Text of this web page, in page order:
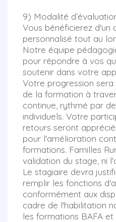
9) Modalité
Vous bénéficierez d'un
personnalisé tout au
Notre équipe
pour répondre à vos
soutenir dans votre
Votre progression
de la formation à
continue, rythmé par
individuels. Votre
retours seront
pour l'amélioration
formations. Familles
validation du stage, ni
Le stagiaire devra
remplir les fonctions
conformément aux
cadre de l'habilitation
les formations BAFA et